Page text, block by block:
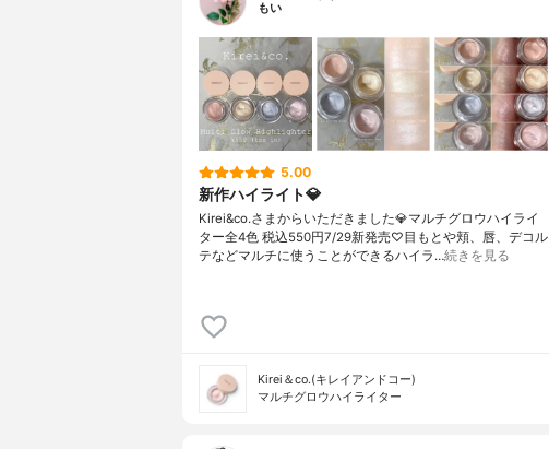
もい
5.00
新作ハイライト💎
Kirei&co.さまからいただきました💎マルチグロウハイライ
ター全4色 税込550円7/29新発売♡目もとや頬、唇、デコル
テなどマルチに使うことができるハイラ…続きを見る
Kirei＆co.(キレイアンドコー)
マルチグロウハイライター